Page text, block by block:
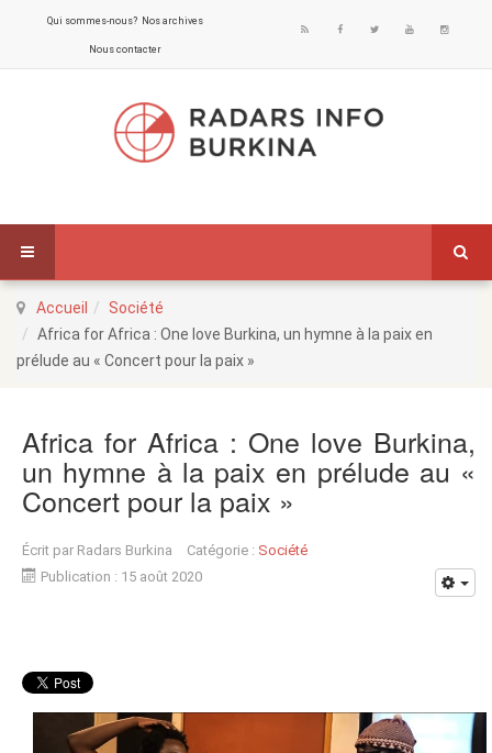
Qui sommes-nous? Nos archives
Nous contacter
Accueil
Société
Africa for Africa : One love Burkina, un hymne à la paix en
prélude au « Concert pour la paix »
Africa for Africa : One love Burkina,
un hymne à la paix en prélude au «
Concert pour la paix »
Écrit par Radars Burkina Catégorie : Société
Publication : 15 août 2020